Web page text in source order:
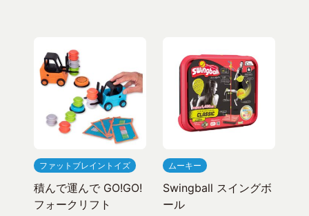
ファットブレイントイズ
積んで運んで GO!GO!
フォークリフト
ムーキー
Swingball スイングボ
ール